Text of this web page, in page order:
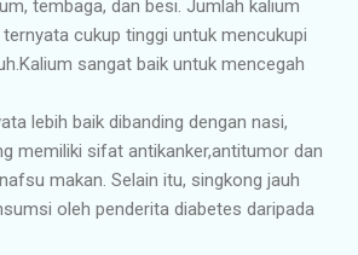
tembaga, dan besi. Jumlah kalium
cukup tinggi untuk mencukupi
sangat baik untuk mencegah
lebih baik dibanding dengan nasi,
memiliki sifat antikanker,antitumor dan
makan. Selain itu, singkong jauh
oleh penderita diabetes daripada